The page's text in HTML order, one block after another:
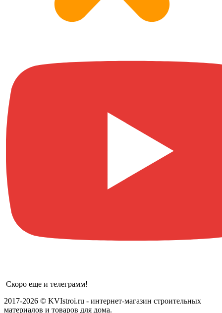
Скоро еще и телеграмм!
2017-2026 © KVIstroi.ru - интернет-магазин строительных
материалов и товаров для дома.